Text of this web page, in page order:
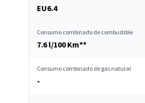
EU6.4
Consumo combinado de combustible
7.6 l/100 Km**
Consumo combinado de gas natural
-